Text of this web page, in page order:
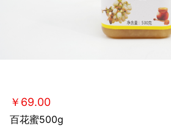
￥69.00
百花蜜500g